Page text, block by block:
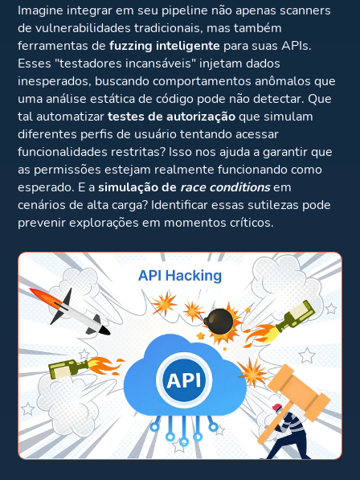
Imagine integrar em seu pipeline não apenas scanners
de vulnerabilidades tradicionais, mas também
ferramentas defuzzing inteligente para suas APIs.
Esses "testadores incansáveis" injetam dados
inesperados, buscando comportamentos anômalos que
uma análise estática de código pode não detectar. Que
tal automatizartestes de autorizaçãoque simulam
diferentes perfis de usuário tentando acessar
funcionalidades restritas? Isso nos ajuda a garantir que
as permissões estejam realmente funcionando como
esperado. E asimulação de race conditionsem
cenários de alta carga? Identificar essas sutilezas pode
prevenir explorações em momentos críticos.